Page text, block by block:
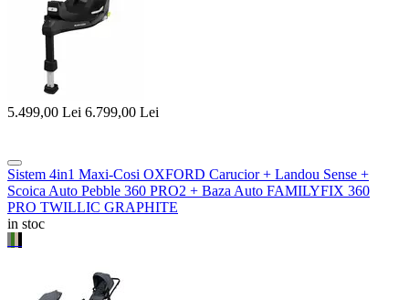
5.499,00 Lei 6.799,00 Lei
Sistem 4in1 Maxi-Cosi OXFORD Carucior + Landou Sense +
Scoica Auto Pebble 360 PRO2 + Baza Auto FAMILYFIX 360
PRO TWILLIC GRAPHITE
in stoc